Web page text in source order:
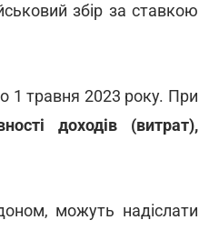
збір за ставкою
1 травня 2023 року. При
доходів (витрат),
можуть надіслати